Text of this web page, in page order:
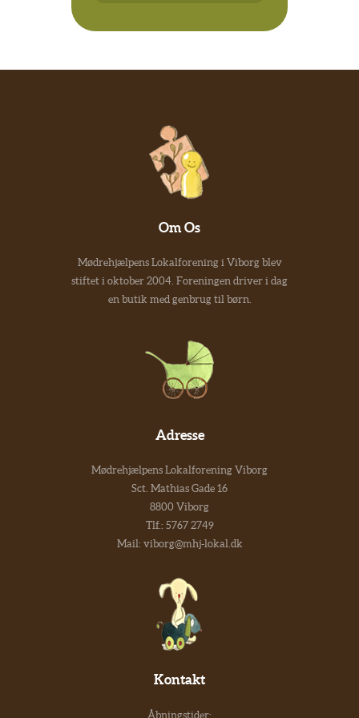
Om Os
Mødrehjælpens Lokalforening i Viborg blev
stiftet i oktober 2004. Foreningen driver i dag
en butik med genbrug til børn.
Adresse
Mødrehjælpens Lokalforening Viborg
Sct. Mathias Gade 16
8800 Viborg
Tlf.: 5767 2749
Mail: viborg@mhj-lokal.dk
Kontakt
Åbningstider: